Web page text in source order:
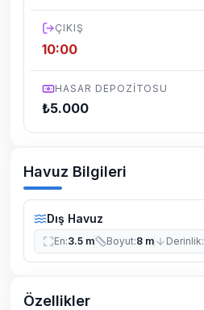
ÇIKIŞ
10:00
HASAR DEPOZITOSU
₺5.000
Havuz Bilgileri
Dış Havuz
En:3.5 m Boyut:8 m Derinlik:
Özellikler